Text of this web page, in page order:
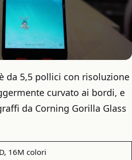
da 5,5 pollici con risoluzione
curvato ai bordi, e
da Corning Gorilla Glass
16M colori